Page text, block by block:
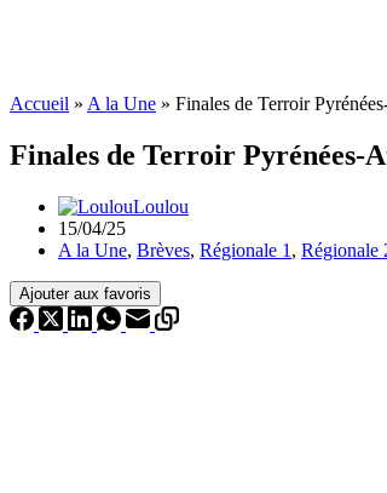
Accueil » A la Une » Finales de Terroir
Finales de Terroir Pyrénées-
Loulou
15/04/25
A la Une, Brèves, Régionale 1 , Régionale
Ajouter aux favoris